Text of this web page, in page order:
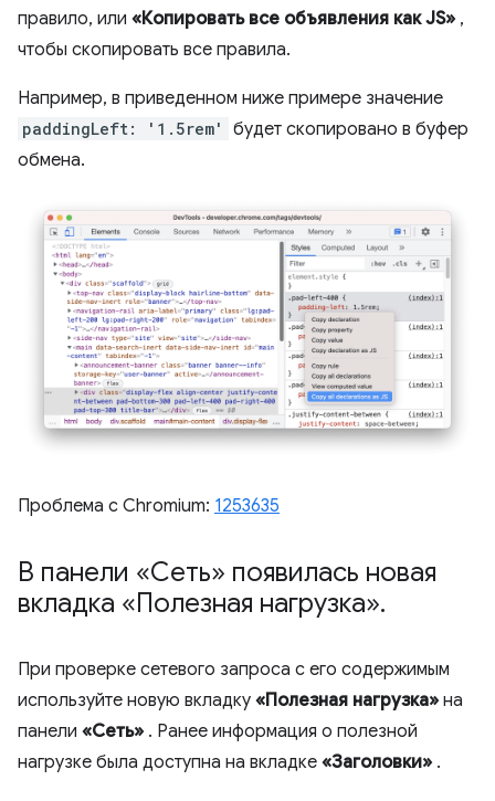
правило, или «Копировать все объявления как JS» ,
чтобы скопировать все правила.
Например, в приведенном ниже примере значение
paddingLeft: '1.5rem'
будет скопировано в буфер
обмена.
Проблема с Chromium: 1253635
В панели «Сеть» появилась новая
вкладка «Полезная нагрузка».
При проверке сетевого запроса с его содержимым
используйте новую вкладку «Полезная нагрузка» на
панели «Сеть» . Ранее информация о полезной
нагрузке была доступна на вкладке «Заголовки» .